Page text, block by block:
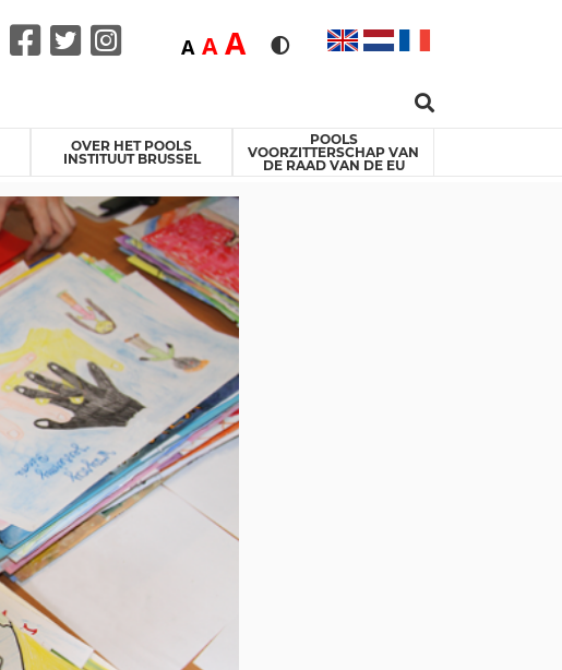
Rozmiar czcionki
ADomyślna
AŚrednia
ADużaWersja kontrastowa
OVER HET POOLS
INSTITUUT BRUSSEL
POOLS
VOORZITTERSCHAP VAN
DE RAAD VAN DE EU